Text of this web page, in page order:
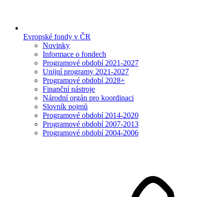
Evropské fondy v ČR
Novinky
Informace o fondech
Programové období 2021-2027
Unijní programy 2021-2027
Programové období 2028+
Finanční nástroje
Národní orgán pro koordinaci
Slovník pojmů
Programové období 2014-2020
Programové období 2007-2013
Programové období 2004-2006